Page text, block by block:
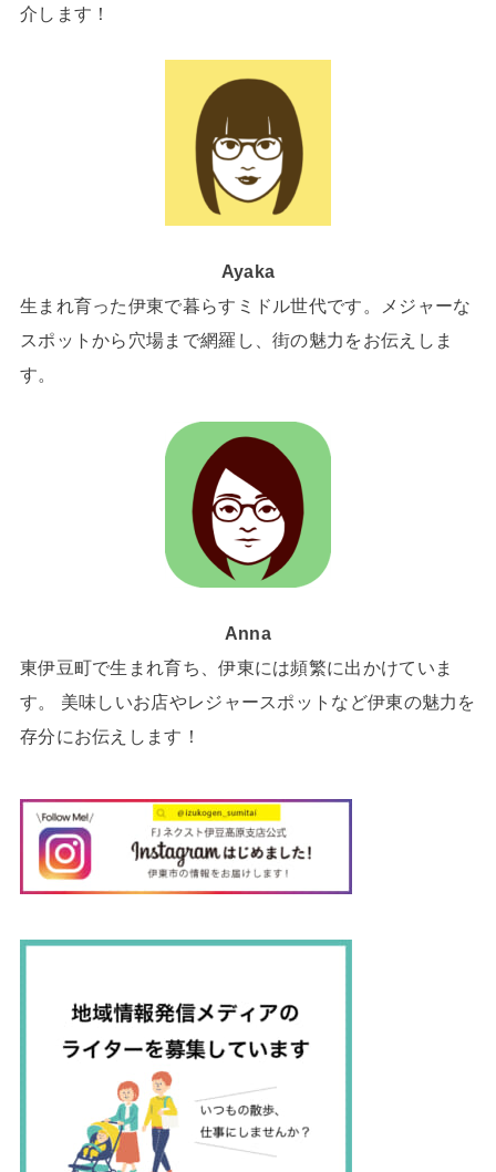
介します！
Ayaka
生まれ育った伊東で暮らすミドル世代です。メジャーな
スポットから穴場まで網羅し、街の魅力をお伝えしま
す。
Anna
東伊豆町で生まれ育ち、伊東には頻繁に出かけていま
す。 美味しいお店やレジャースポットなど伊東の魅力を
存分にお伝えします！